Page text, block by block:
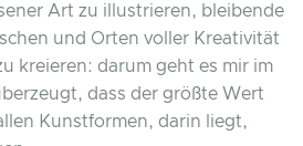
Art zu illustrieren, bleibende
und Orten voller Kreativität
kreieren: darum geht es mir im
dass der größte Wert
Kunstformen, darin liegt,